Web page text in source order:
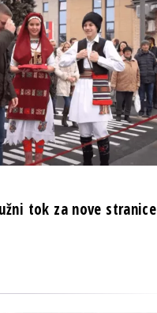
tok za nove stranice